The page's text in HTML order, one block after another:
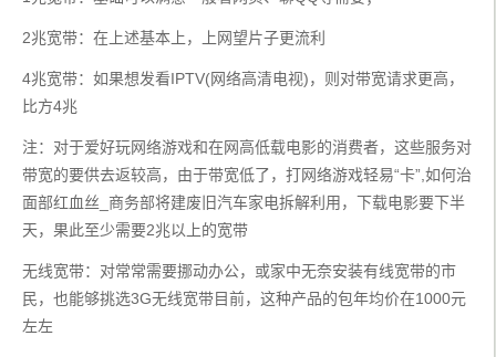
2兆宽带：在上述基本上，上网望片子更流利
4兆宽带：如果想发看IPTV(网络高清电视)，则对带宽请求更高，
比方4兆
注：对于爱好玩网络游戏和在网高低载电影的消费者，这些服务对
带宽的要供去返较高，由于带宽低了，打网络游戏轻易“卡”,如何治
面部红血丝_商务部将建废旧汽车家电拆解利用，下载电影要下半
天，果此至少需要2兆以上的宽带
无线宽带：对常常需要挪动办公，或家中无奈安装有线宽带的市
民，也能够挑选3G无线宽带目前，这种产品的包年均价在1000元
左左